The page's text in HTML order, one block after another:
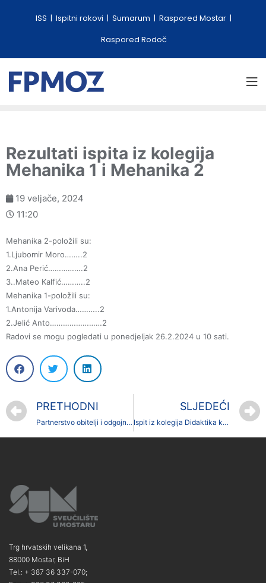
ISS Ispitni rokovi Sumarum
Raspored Mostar
Raspored Rodoč
Rezultati ispita iz kolegija
Mehanika 1 i Mehanika 2
19 veljače, 2024
11:20
Mehanika 2-položili su:
1.Ljubomir Moro……..2
2.Ana Perić…………….2
3..Mateo Kalfić………..2
Mehanika 1-položili su:
1.Antonija Varivoda………..2
2.Jelić Anto……………………2
Radovi se mogu pogledati u ponedjeljak 26.2.2024 u 10 sati.
PRETHODNI
Partnerstvo obitelji i odgojno-obrazovnih ustanova – ispit
SLJEDEĆI
Ispit iz kolegija Didaktika kod prof. dr. sc. Marija Vasilja
Trg hrvatskih velikana 1,
88000 Mostar, BiH
Tel.: + 387 36 337-070;